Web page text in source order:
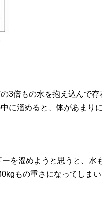
3倍もの水を抱え込んで存
に溜めると、体があまり
を溜めようと思うと、水
もの重さになってしまい